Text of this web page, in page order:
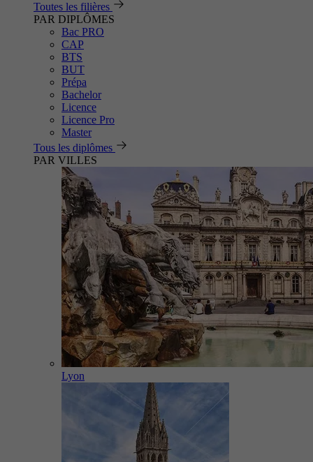
Toutes les filières
PAR DIPLÔMES
Bac PRO
CAP
BTS
BUT
Prépa
Bachelor
Licence
Licence Pro
Master
Tous les diplômes
PAR VILLES
Lyon